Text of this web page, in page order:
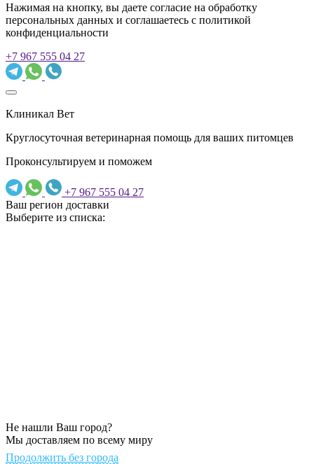
Нажимая на кнопку, вы даете согласие на обработку
персональных данных и соглашаетесь c политикой
конфиденциальности
+7 967 555 04 27
Клиникал Вет
Круглосуточная ветеринарная помощь для ваших питомцев
Проконсультируем и поможем
+7 967 555 04 27
Ваш регион доставки
Выберите из списка:
Не нашли Ваш город?
Мы доставляем по всему миру
Продолжить без города